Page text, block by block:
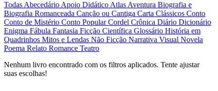
TodasAbecedárioApoio DidáticoAtlasAventura Biografia e
Biografia Romanceada Canção ou Cantiga Carta Clássicos Conto
Conto de Mistério Conto PopularCordel Crônica Diário Dicionário
Enigma Fábula Fantasia Ficção Científica Glossário História em
Quadrinhos Mitos e Lendas Não Ficção Narrativa Visual Novela
Poema Relato Romance Teatro
Nenhum livro encontrado com os filtros aplicados. Tente ajustar
suas escolhas!